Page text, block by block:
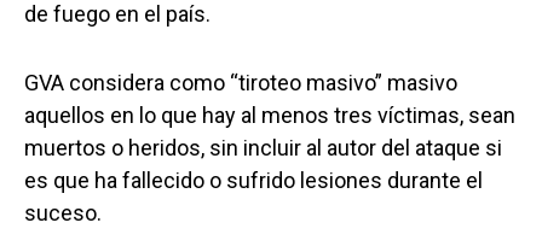
de fuego en el país.
GVA considera como “tiroteo masivo” masivo
aquellos en lo que hay al menos tres víctimas, sean
muertos o heridos, sin incluir al autor del ataque si
es que ha fallecido o sufrido lesiones durante el
suceso.